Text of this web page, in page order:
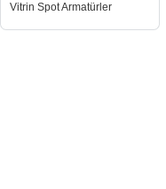
Vitrin Spot Armatürler